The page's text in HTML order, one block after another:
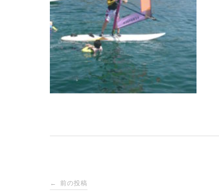
投
← 前の投稿